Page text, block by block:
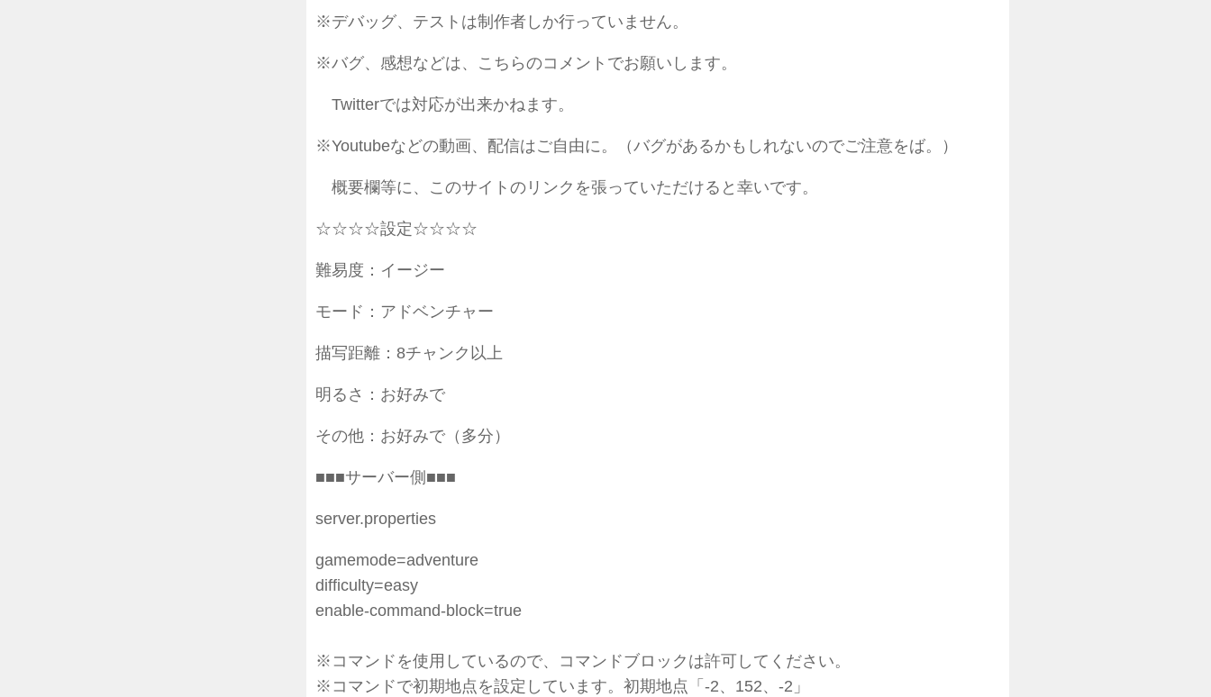
※デバッグ、テストは制作者しか行っていません。
※バグ、感想などは、こちらのコメントでお願いします。
Twitterでは対応が出来かねます。
※Youtubeなどの動画、配信はご自由に。（バグがあるかもしれないのでご注意をば。）
概要欄等に、このサイトのリンクを張っていただけると幸いです。
☆☆☆☆設定☆☆☆☆
難易度：イージー
モード：アドベンチャー
描写距離：8チャンク以上
明るさ：お好みで
その他：お好みで（多分）
■■■サーバー側■■■
server.properties
gamemode=adventure
difficulty=easy
enable-command-block=true
※コマンドを使用しているので、コマンドブロックは許可してください。
※コマンドで初期地点を設定しています。初期地点「-2、152、-2」